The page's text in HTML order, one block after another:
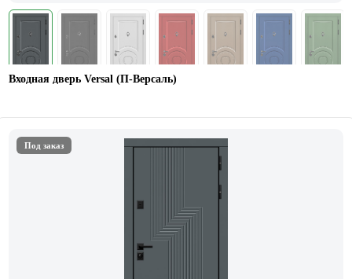
Входная дверь Versal (П-Версаль)
Под заказ